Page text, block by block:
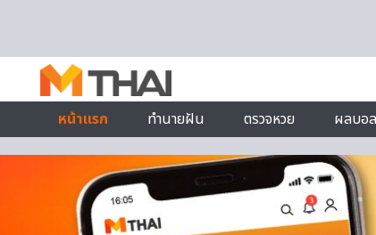
หน้าแรก
ทำนายฝัน ตรวจหวย ผลบอล